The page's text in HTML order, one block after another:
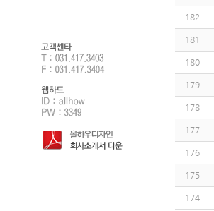
182
181
180
179
178
177
176
175
174